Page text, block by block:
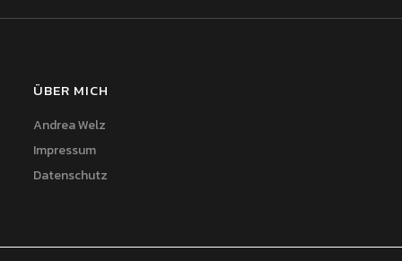
ÜBER MICH
Andrea Welz
Impressum
Datenschutz